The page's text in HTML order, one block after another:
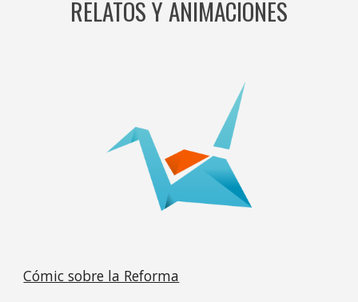
RELATOS Y ANIMACIONES
Cómic sobre la Reforma